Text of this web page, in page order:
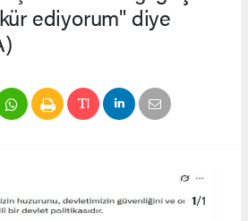
ediyorum" diye
1/1